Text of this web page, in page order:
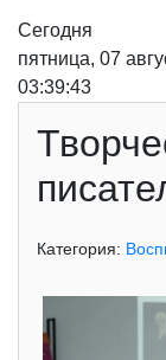
Сегодня
пятница, 07
03:39:43
Категория: